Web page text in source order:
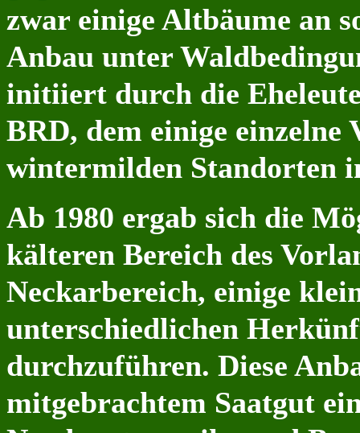
zwar einige Altbäume an
Anbau unter
initiiert durch die
BRD, dem einige einzelne
wintermilden Standorten
Ab 1980 ergab sich die
kälteren Bereich des
Neckarbereich, einige
unterschiedlichen
durchzuführen. Diese
mitgebrachtem Saatgut